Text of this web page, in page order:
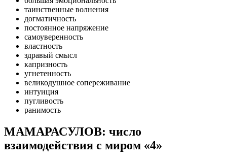
таинственные волнения
догматичность
постоянное напряжение
самоуверенность
властность
здравый смысл
капризность
угнетенность
великодушное сопереживание
интуиция
пугливость
ранимость
МАМАРАСУЛОВ: число
взаимодействия с миром «4»